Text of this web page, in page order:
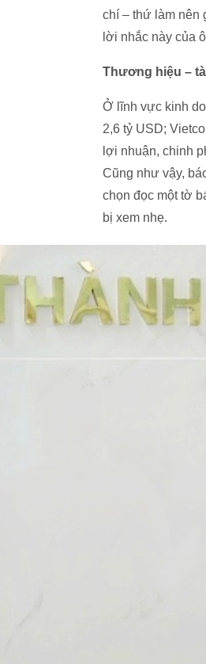
chí – thứ làm nên
lời nhắc này của
Thương hiệu –
Ở lĩnh vực kinh
2,6 tỷ USD;
lợi nhuận, chinh
Cũng như vậy,
chọn đọc một tờ
bị xem nhẹ.